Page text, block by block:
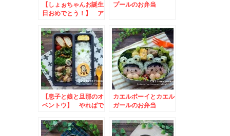
【しょぉちゃんお誕生
日おめでとう！】 ア
プールのお弁当
【息子と娘と旦那のオ
ベントウ】 やればで
カエルボーイとカエル
ガールのお弁当